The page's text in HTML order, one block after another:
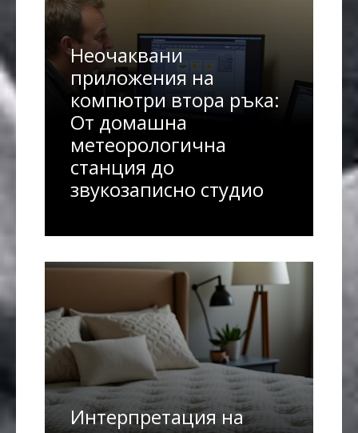
Неочаквани
приложения на
компютри втора ръка:
От домашна
метеорологична
станция до
звукозаписно студио
Интерпретация на